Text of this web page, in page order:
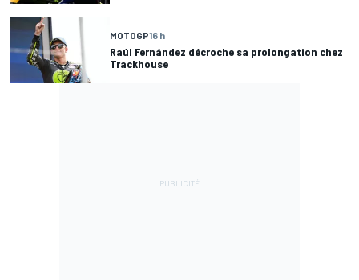
MOTOGP16 h
Raúl Fernández décroche sa prolongation chez
Trackhouse